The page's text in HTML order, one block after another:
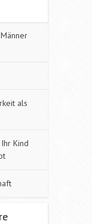
als
Kind